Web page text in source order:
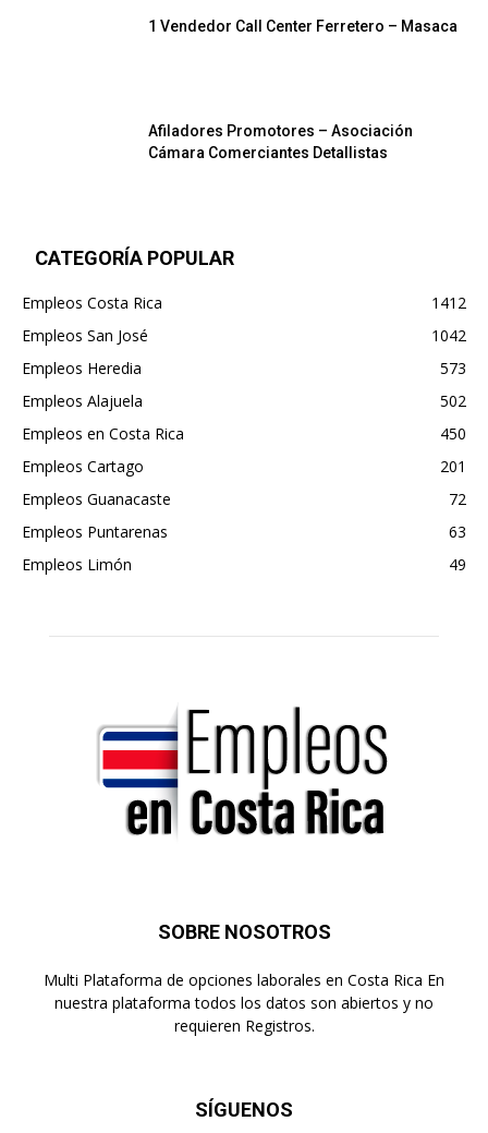
1 Vendedor Call Center Ferretero – Masaca
Afiladores Promotores – Asociación
Cámara Comerciantes Detallistas
CATEGORÍA POPULAR
Empleos Costa Rica
1412
Empleos San José
1042
Empleos Heredia
573
Empleos Alajuela
502
Empleos en Costa Rica
450
Empleos Cartago
201
Empleos Guanacaste
72
Empleos Puntarenas
63
Empleos Limón
49
SOBRE NOSOTROS
Multi Plataforma de opciones laborales en Costa Rica En
nuestra plataforma todos los datos son abiertos y no
requieren Registros.
SÍGUENOS